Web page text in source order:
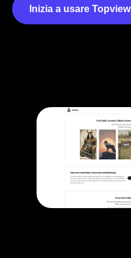
Inizia a usare Topview